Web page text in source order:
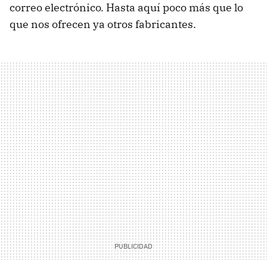
correo electrónico. Hasta aquí poco más que lo
que nos ofrecen ya otros fabricantes.